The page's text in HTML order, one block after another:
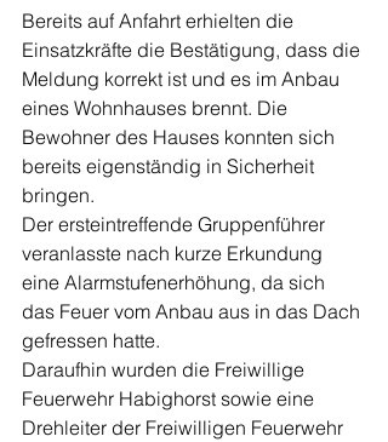
Bereits auf Anfahrt erhielten die
Einsatzkräfte die Bestätigung, dass die
Meldung korrekt ist und es im Anbau
eines Wohnhauses brennt. Die
Bewohner des Hauses konnten sich
bereits eigenständig in Sicherheit
bringen.
Der ersteintreffende Gruppenführer
veranlasste nach kurze Erkundung
eine Alarmstufenerhöhung, da sich
das Feuer vom Anbau aus in das Dach
gefressen hatte.
Daraufhin wurden die Freiwillige
Feuerwehr Habighorst sowie eine
Drehleiter der Freiwilligen Feuerwehr